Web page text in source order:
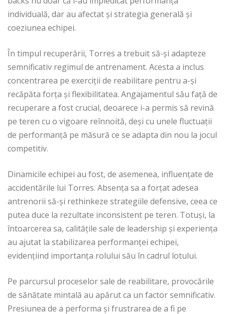
individuală, dar au afectat și strategia generală și
coeziunea echipei.
În timpul recuperării, Torres a trebuit să-și adapteze
semnificativ regimul de antrenament. Acesta a inclus
concentrarea pe exerciții de reabilitare pentru a-și
recăpăta forța și flexibilitatea. Angajamentul său față de
recuperare a fost crucial, deoarece i-a permis să revină
pe teren cu o vigoare reînnoită, deși cu unele fluctuații
de performanță pe măsură ce se adapta din nou la jocul
competitiv.
Dinamicile echipei au fost, de asemenea, influențate de
accidentările lui Torres. Absența sa a forțat adesea
antrenorii să-și rethinkeze strategiile defensive, ceea ce
putea duce la rezultate inconsistent pe teren. Totuși, la
întoarcerea sa, calitățile sale de leadership și experiența
au ajutat la stabilizarea performanței echipei,
evidențiind importanța rolului său în cadrul lotului.
Pe parcursul proceselor sale de reabilitare, provocările
de sănătate mintală au apărut ca un factor semnificativ.
Presiunea de a performa și frustrarea de a fi pe